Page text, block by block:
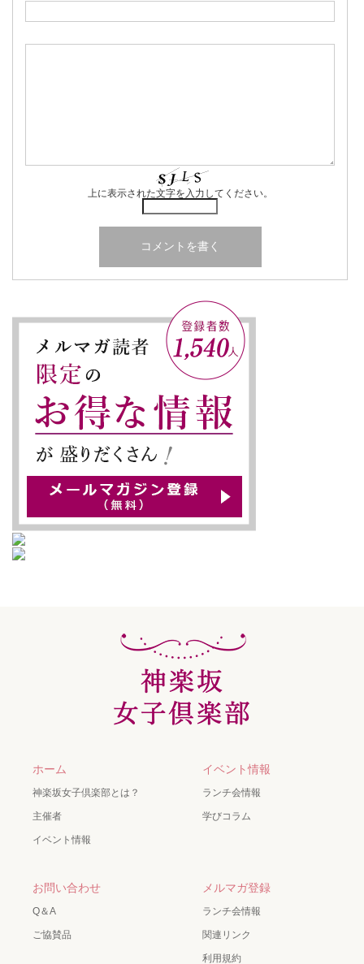
上に表示された文字を入力してください。
ホーム
神楽坂女子倶楽部とは？
主催者
イベント情報
イベント情報
ランチ会情報
学びコラム
お問い合わせ
Q＆A
ご協賛品
メルマガ登録
ランチ会情報
関連リンク
利用規約